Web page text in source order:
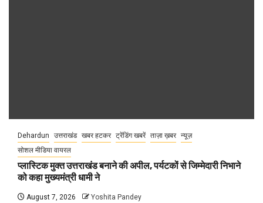
Dehardun उत्तराखंड खबर हटकर ट्रेंडिंग खबरें ताज़ा ख़बर न्यूज़
सोशल मीडिया वायरल
प्लास्टिक मुक्त उत्तराखंड बनाने की अपील, पर्यटकों से जिम्मेदारी निभाने
को कहा मुख्यमंत्री धामी ने
August 7, 2026 Yoshita Pandey